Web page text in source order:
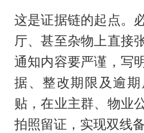
这是证据链的起点。
厅、甚至杂物上直接
通知内容要严谨，写
据、整改期限及逾
贴，在业主群、物业
拍照留证，实现双线备